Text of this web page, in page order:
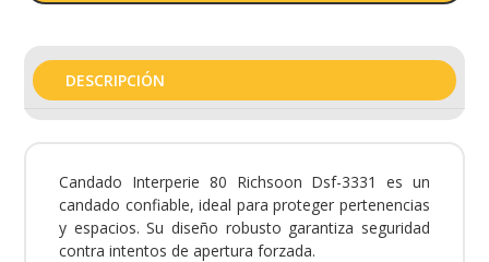
DESCRIPCIÓN
Candado Interperie 80 Richsoon Dsf-3331 es un
candado confiable, ideal para proteger pertenencias
y espacios. Su diseño robusto garantiza seguridad
contra intentos de apertura forzada.